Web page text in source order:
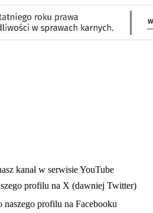
karcie
się w nowej karcie
kanał w serwisie YouTube
profilu na X (dawniej Twitter)
się w nowej karcie
naszego profilu na Facebooku